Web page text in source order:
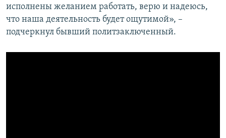
исполнены желанием работать, верю и надеюсь,
что наша деятельность будет ощутимой», –
подчеркнул бывший политзаключенный.